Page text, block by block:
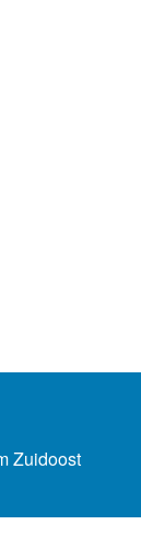
Zuidoost